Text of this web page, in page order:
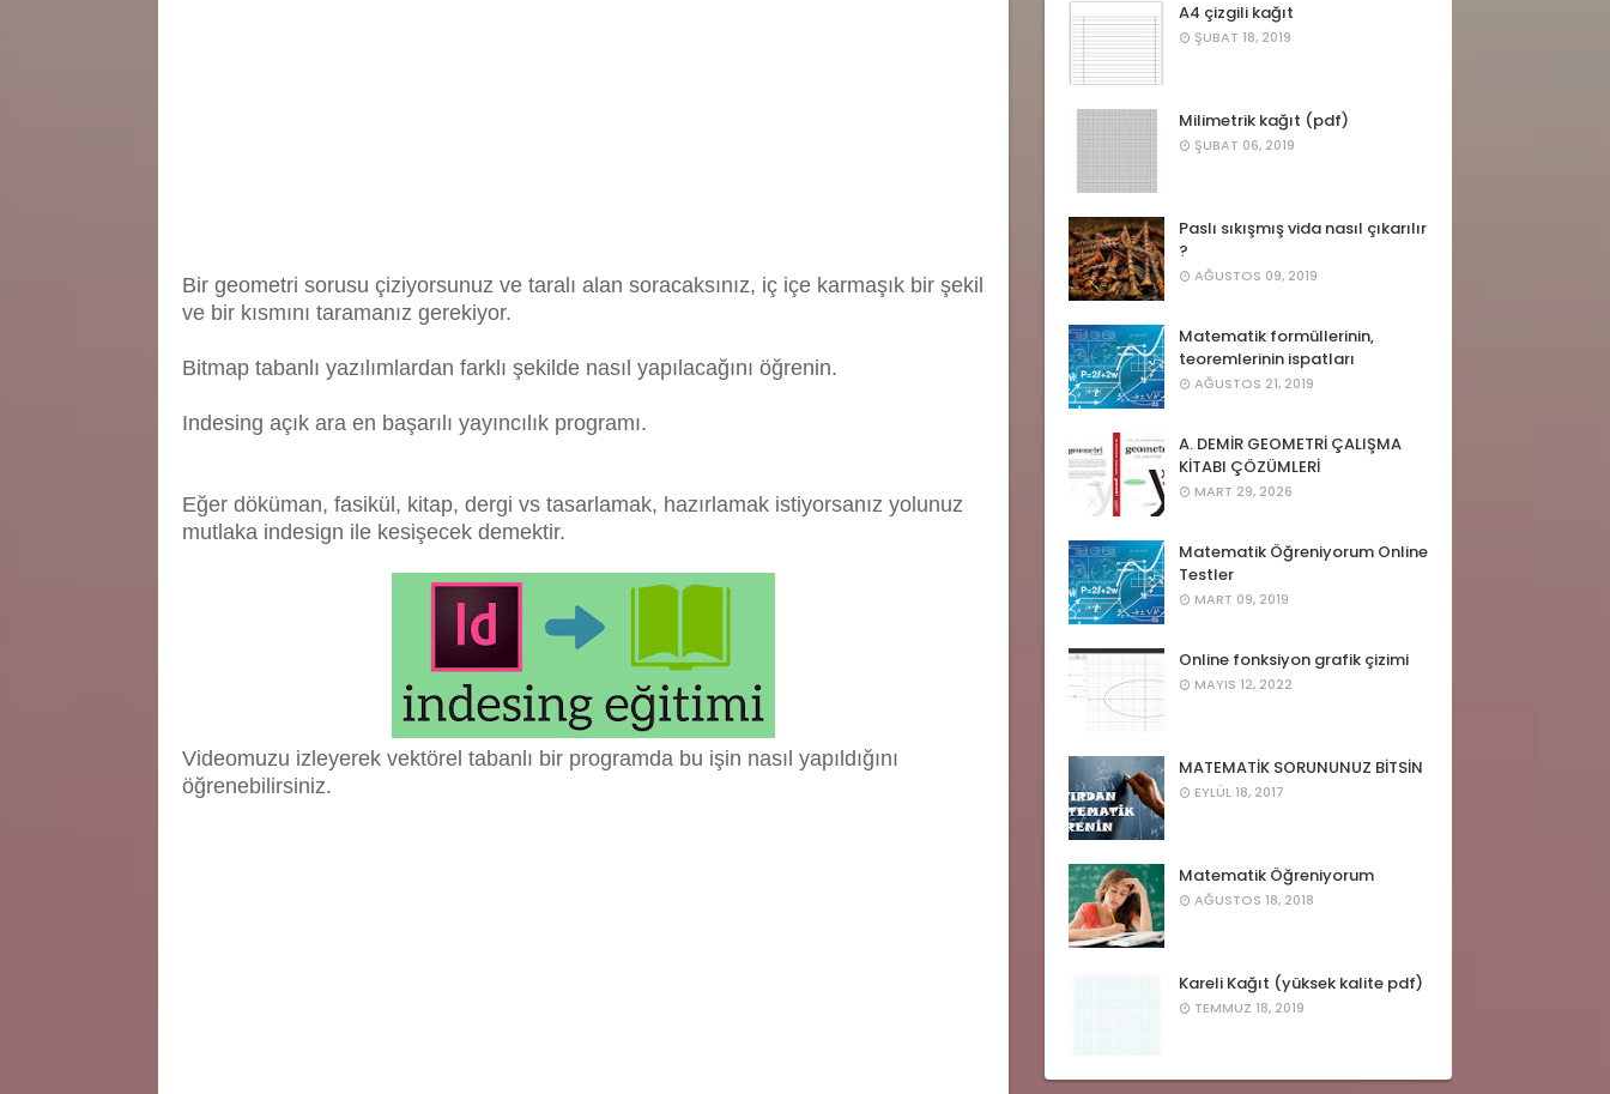
Bir geometri sorusu çiziyorsunuz ve taralı alan soracaksınız, iç içe karmaşık bir şekil
ve bir kısmını taramanız gerekiyor.
Bitmap tabanlı yazılımlardan farklı şekilde nasıl yapılacağını öğrenin.
Indesing açık ara en başarılı yayıncılık programı.
Eğer döküman, fasikül, kitap, dergi vs tasarlamak, hazırlamak istiyorsanız yolunuz
mutlaka indesign ile kesişecek demektir.
Videomuzu izleyerek vektörel tabanlı bir programda bu işin nasıl yapıldığını
öğrenebilirsiniz.
A4 çizgili kağıt
ŞUBAT 18, 2019
Milimetrik kağıt (pdf)
ŞUBAT 06, 2019
Paslı sıkışmış vida nasıl çıkarılır
?
AĞUSTOS 09, 2019
Matematik formüllerinin,
teoremlerinin ispatları
AĞUSTOS 21, 2019
A. DEMİR GEOMETRİ ÇALIŞMA
KİTABI ÇÖZÜMLERİ
MART 29, 2026
Matematik Öğreniyorum Online
Testler
MART 09, 2019
Online fonksiyon grafik çizimi
MAYIS 12, 2022
MATEMATİK SORUNUNUZ BİTSİN
EYLÜL 18, 2017
Matematik Öğreniyorum
AĞUSTOS 18, 2018
Kareli Kağıt (yüksek kalite pdf)
TEMMUZ 18, 2019